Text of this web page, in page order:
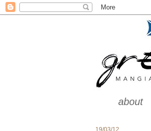
about
19/03/12